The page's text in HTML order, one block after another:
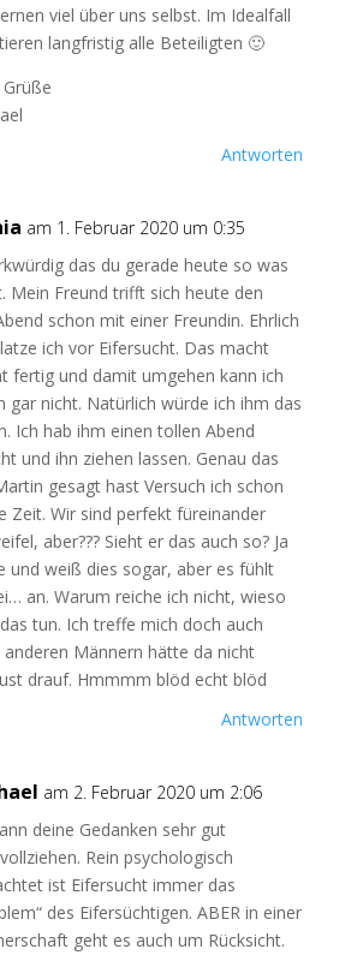
viel über uns selbst. Im Idealfall
langfristig alle Beteiligten 🙂
Antworten
am 1. Februar 2020 um 0:35
das du gerade heute so was
Mein Freund trifft sich heute den
schon mit einer Freundin. Ehrlich
ich vor Eifersucht. Das macht
fertig und damit umgehen kann ich
gar nicht. Natürlich würde ich ihm das
Ich hab ihm einen tollen Abend
und ihn ziehen lassen. Genau das
gesagt hast Versuch ich schon
Zeit. Wir sind perfekt füreinander
aber??? Sieht er das auch so? Ja
und weiß dies sogar, aber es fühlt
an. Warum reiche ich nicht, wieso
tun. Ich treffe mich doch auch
Männern hätte da nicht
drauf. Hmmmm blöd echt blöd
Antworten
am 2. Februar 2020 um 2:06
deine Gedanken sehr gut
Rein psychologisch
ist Eifersucht immer das
des Eifersüchtigen. ABER in einer
geht es auch um Rücksicht.